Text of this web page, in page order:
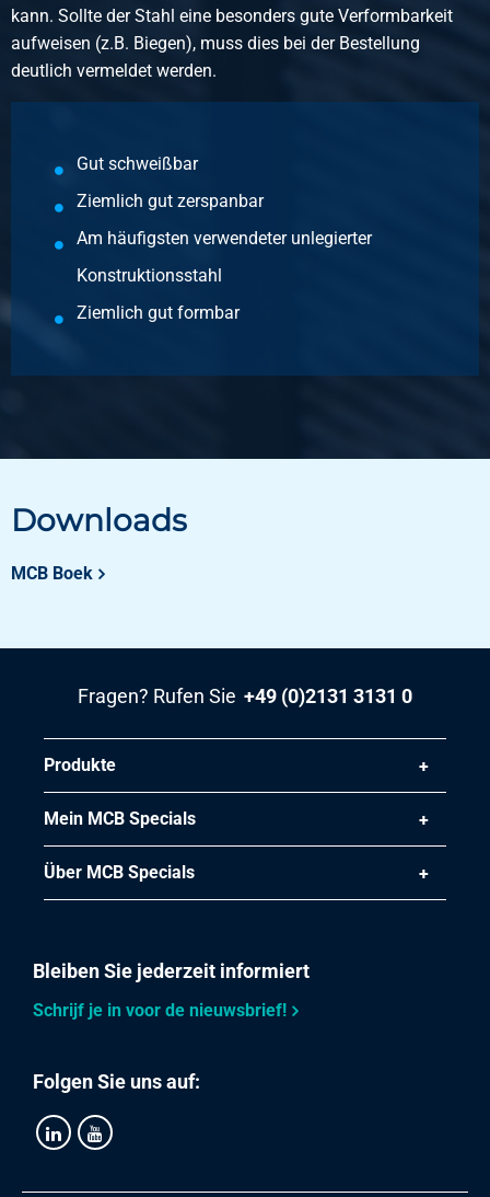
Artikelnummer
1700-0020-20
Beschreibung
Wgw Vierkantstahl S235JR 20 mm Hl 6 mtr
Stück pro KG
Bruttopreis
Wählen Sie
1700-0020-25
Wählen Sie
1700-0020-30
Stück pro KG
Bruttopreis
Wählen Sie
Artikelnummer
1700-0020-35
Beschreibung
Wgw Vierkantstahl S235JR 35 mm Hl 6 mtr
59,78
Bruttopreis
Artikelnummer
Beschreibung
kann. Sollte der Stahl eine besonders gute Verformbarkeit
aufweisen (z.B. Biegen), muss dies bei der Bestellung
deutlich vermeldet werden.
Gut schweißbar
Ziemlich gut zerspanbar
Am häufigsten verwendeter unlegierter
Konstruktionsstahl
Ziemlich gut formbar
Downloads
MCB Boek
Fragen? Rufen Sie +49 (0)2131 3131 0
Produkte
Mein MCB Specials
Über MCB Specials
Bleiben Sie jederzeit informiert
Schrijf je in voor de nieuwsbrief!
Folgen Sie uns auf: